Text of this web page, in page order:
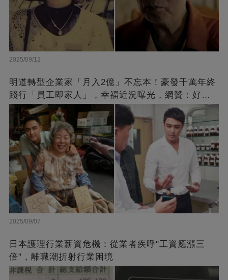
2025/09/12
明道轉型企業家「月入2億」不忘本！豪發千萬年終
踐行「員工即家人」，幸福近況曝光，網贊：好老
闆的福報
2025/09/07
日本護理行業薪資危機：從業者疾呼"工資應漲三
倍"，離職潮折射行業困境